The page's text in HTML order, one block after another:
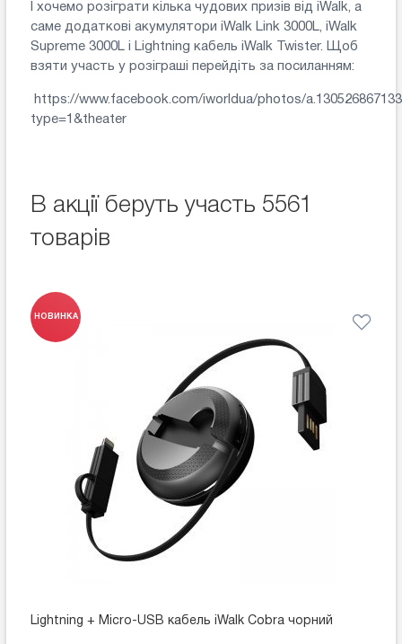
І хочемо розіграти кілька чудових призів від iWalk, а
саме додаткові акумулятори iWalk Link 3000L, iWalk
Supreme 3000L і Lightning кабель iWalk Twister. Щоб
взяти участь у розіграші перейдіть за посиланням:
https://www.facebook.com/iworldua/photos/
type=1&theater
В акції беруть участь 5561
товарів
НОВИНКА
Lightning + Micro-USB кабель iWalk Cobra чорний